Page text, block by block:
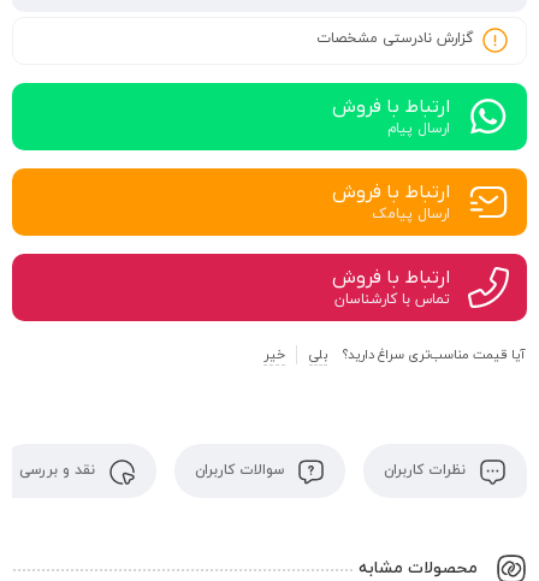
گزارش نادرستی مشخصات
ارتباط با فروش
ارسال پیام
ارتباط با فروش
ارسال پیامک
ارتباط با فروش
تماس با کارشناسان
آیا قیمت مناسب‌تری سراغ دارید؟ بلی خیر
نظرات کاربران سوالات کاربران نقد و بررسی
محصولات مشابه